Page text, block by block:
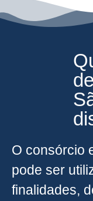
O consórcio
pode ser
finalidades,